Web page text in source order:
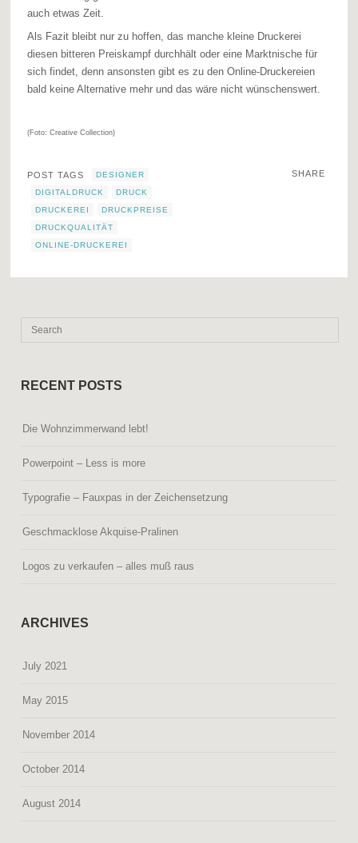
auch etwas Zeit.
Als Fazit bleibt nur zu hoffen, das manche kleine Druckerei
diesen bitteren Preiskampf durchhält oder eine Marktnische für
sich findet, denn ansonsten gibt es zu den Online-Druckereien
bald keine Alternative mehr und das wäre nicht wünschenswert.
(Foto: Creative Collection)
SHARE
POST TAGS
DESIGNER
DIGITALDRUCK
DRUCK
DRUCKEREI
DRUCKPREISE
DRUCKQUALITÄT
ONLINE-DRUCKEREI
RECENT POSTS
Die Wohnzimmerwand lebt!
Powerpoint – Less is more
Typografie – Fauxpas in der Zeichensetzung
Geschmacklose Akquise-Pralinen
Logos zu verkaufen – alles muß raus
ARCHIVES
July 2021
May 2015
November 2014
October 2014
August 2014